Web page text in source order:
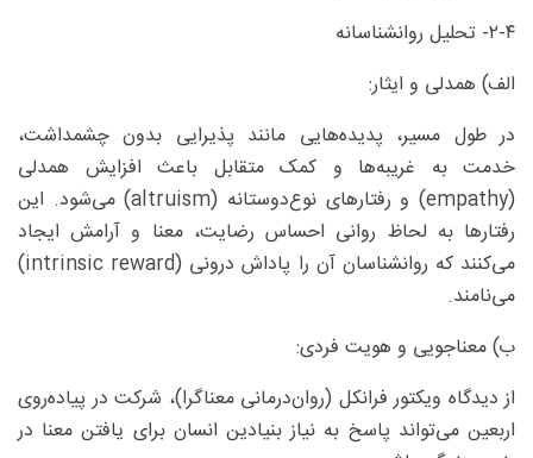
۲-۴- تحلیل روانشناسانه
الف) همدلی و ایثار:
در طول مسیر، پدیده‌هایی مانند پذیرایی بدون چشمداشت،
خدمت به غریبه‌ها و کمک متقابل باعث افزایش همدلی
(empathy) و رفتارهای نوع‌دوستانه (altruism) می‌شود. این
رفتارها به لحاظ روانی احساس رضایت، معنا و آرامش ایجاد
می‌کنند که روانشناسان آن را پاداش درونی (intrinsic reward)
می‌نامند.
ب) معناجویی و هویت فردی:
از دیدگاه ویکتور فرانکل (روان‌درمانی معناگرا)، شرکت در پیاده‌روی
اربعین می‌تواند پاسخ به نیاز بنیادین انسان برای یافتن معنا در